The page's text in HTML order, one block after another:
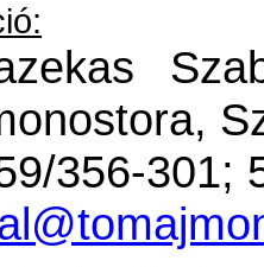
356-301;